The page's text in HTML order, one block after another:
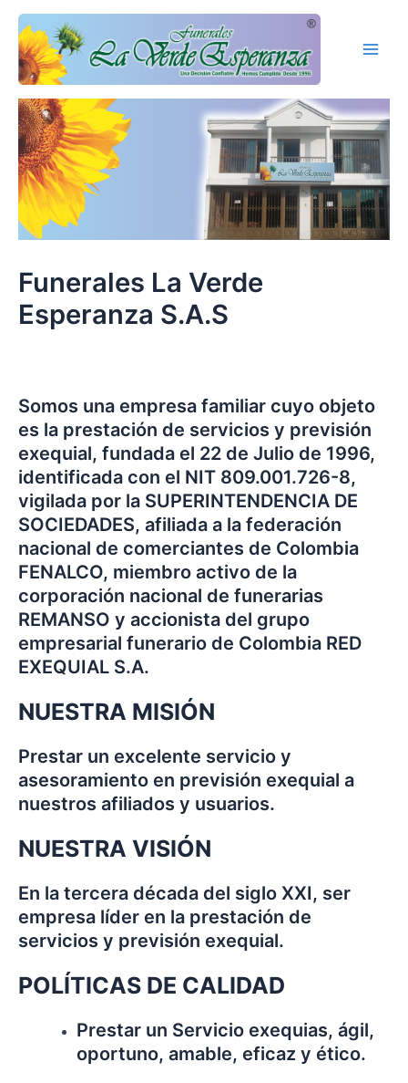
contenido
Funerales La Verde
Esperanza S.A.S
Somos una empresa familiar cuyo objeto
es la prestación de servicios y previsión
exequial, fundada el 22 de Julio de 1996,
identificada con el NIT 809.001.726-8,
vigilada por la SUPERINTENDENCIA DE
SOCIEDADES, afiliada a la federación
nacional de comerciantes de Colombia
FENALCO, miembro activo de la
corporación nacional de funerarias
REMANSO y accionista del grupo
empresarial funerario de Colombia RED
EXEQUIAL S.A.
NUESTRA MISIÓN
Prestar un excelente servicio y
asesoramiento en previsión exequial a
nuestros afiliados y usuarios.
NUESTRA VISIÓN
En la tercera década del siglo XXI, ser
empresa líder en la prestación de
servicios y previsión exequial.
POLÍTICAS DE CALIDAD
Prestar un Servicio exequias, ágil,
oportuno, amable, eficaz y ético.